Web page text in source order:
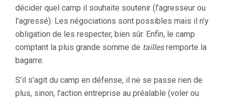
décider quel camp il souhaite soutenir (l’agresseur ou
l’agressé). Les négociations sont possibles mais il n’y
obligation de les respecter, bien sûr. Enfin, le camp
comptant la plus grande somme de taillesremporte la
bagarre.
S’il s’agit du camp en défense, il ne se passe rien de
plus, sinon, l’action entreprise au préalable (voler ou